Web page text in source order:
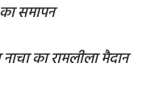
समापन
का रामलीला मैदान